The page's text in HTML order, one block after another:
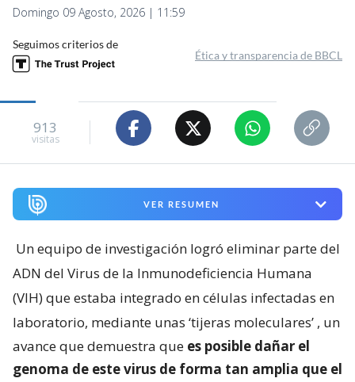
Domingo 09 Agosto, 2026 | 11:59
Seguimos criterios de
Ética y transparencia de BBCL
913
visitas
VER RESUMEN
Un equipo de investigación logró eliminar parte del
ADN del Virus de la Inmunodeficiencia Humana
(VIH) que estaba integrado en células infectadas en
laboratorio, mediante unas ‘tijeras moleculares’ , un
avance que demuestra que es posible dañar el
genoma de este virus de forma tan amplia que el